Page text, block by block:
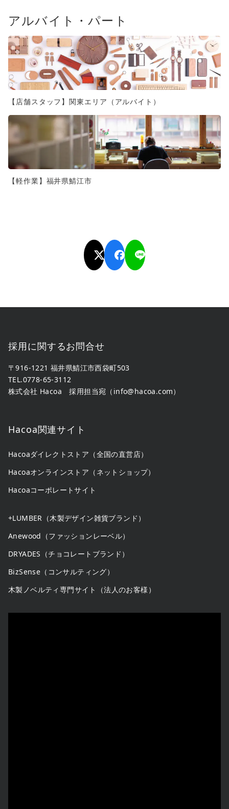
アルバイト・パート
【店舗スタッフ】関東エリア（アルバイト）
【軽作業】福井県鯖江市
採用に関するお問合せ
〒916-1221 福井県鯖江市西袋町503
TEL.0778-65-3112
株式会社 Hacoa 採用担当宛（ info@hacoa.com）
Hacoa関連サイト
Hacoaダイレクトストア（全国の直営店）
Hacoaオンラインストア（ネットショップ）
Hacoaコーポレートサイト
+LUMBER（木製デザイン雑貨ブランド）
Anewood（ファッションレーベル）
DRYADES（チョコレートブランド）
BizSense（コンサルティング）
木製ノベルティ専門サイト（法人のお客様）